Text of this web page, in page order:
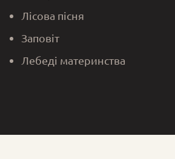
Лісова пісня
Заповіт
Лебеді материнства